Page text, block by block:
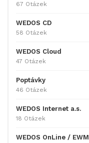
67 Otázek
WEDOS CD
58 Otázek
WEDOS Cloud
47 Otázek
Poptávky
46 Otázek
WEDOS Internet a.s.
18 Otázek
WEDOS OnLine / EWM